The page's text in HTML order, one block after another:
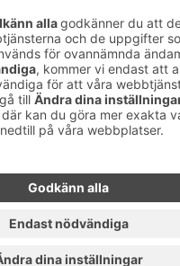
senaste
till din e-
medier
Sokos
Hotels i
Linkedin